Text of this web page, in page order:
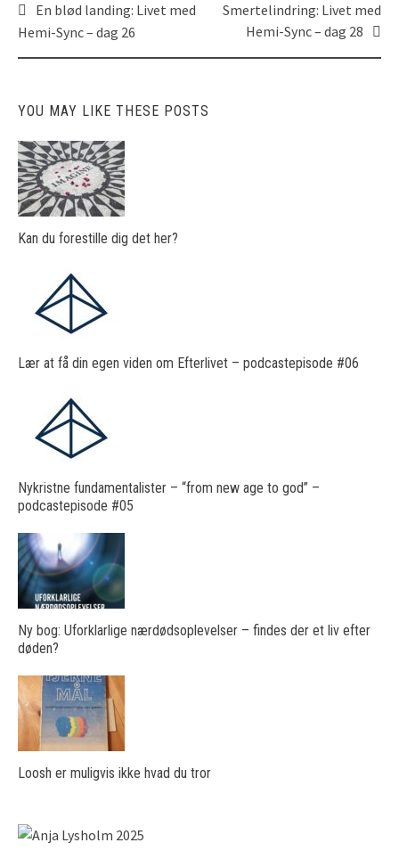
Post
navigation
En blød landing: Livet med
Hemi-Sync – dag 26
Smertelindring: Livet med
Hemi-Sync – dag 28
YOU MAY LIKE THESE POSTS
Kan du forestille dig det her?
Lær at få din egen viden om Efterlivet – podcastepisode #06
Nykristne fundamentalister – “from new age to god” –
podcastepisode #05
Ny bog: Uforklarlige nærdødsoplevelser – findes der et liv efter
døden?
Loosh er muligvis ikke hvad du tror